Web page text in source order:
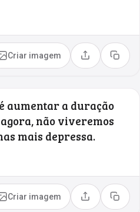
Criar imagem Compartilhar
Copiar
aumentar a duração
não viveremos
mais depressa.
Criar imagem Compartilhar
Copiar